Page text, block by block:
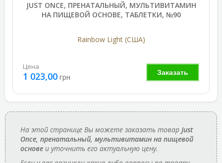
JUST ONCE, ПРЕНАТАЛЬНЫЙ, МУЛЬТИВИТАМИН
НА ПИЩЕВОЙ ОСНОВЕ, ТАБЛЕТКИ, №90
Rainbow Light (США)
Заказать
Цена
1 023,00 грн
На этой странице Вы можете заказать товар Just
Once, пренатальный, мультивитамин на пищевой
основе и уточнить его актуальную цену.